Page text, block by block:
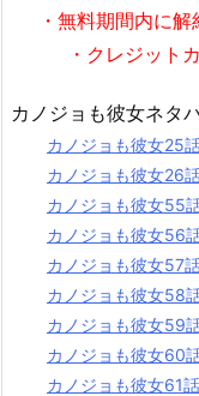
・無料期間内に
・クレジット
カノジョも彼女ネタ
カノジョも彼女25
カノジョも彼女26
カノジョも彼女55
カノジョも彼女56
カノジョも彼女57
カノジョも彼女58
カノジョも彼女59
カノジョも彼女60
カノジョも彼女61